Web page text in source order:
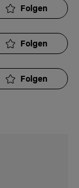
Folgen
Folgen
Folgen